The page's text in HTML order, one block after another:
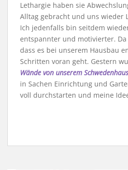
Lethargie haben sie
Alltag gebracht und uns wieder
Ich jedenfalls bin seitdem
entspannter und motivierter. Da
dass es bei unserem Hausbau
Schritten voran geht. Gestern
Wände von unserem Schwedenhaus
in Sachen Einrichtung und
voll durchstarten und meine